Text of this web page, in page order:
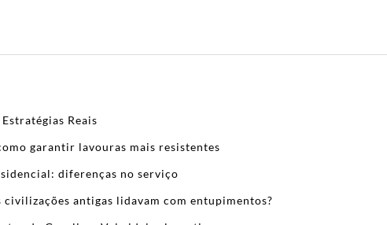
Reais
garantir lavouras mais resistentes
diferenças no serviço
antigas lidavam com entupimentos?